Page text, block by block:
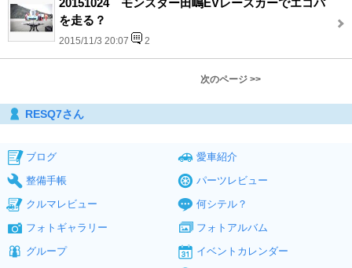
20151024 モンスター田嶋EVレースカーでエコパ
を走る？
2015/11/3 20:07 2
次のページ >>
RESQ7さん
ブログ
愛車紹介
整備手帳
パーツレビュー
クルマレビュー
何シテル？
フォトギャラリー
フォトアルバム
グループ
イベントカレンダー